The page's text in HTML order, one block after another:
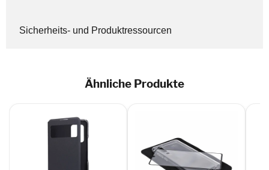
Sicherheits- und Produktressourcen
Ähnliche Produkte